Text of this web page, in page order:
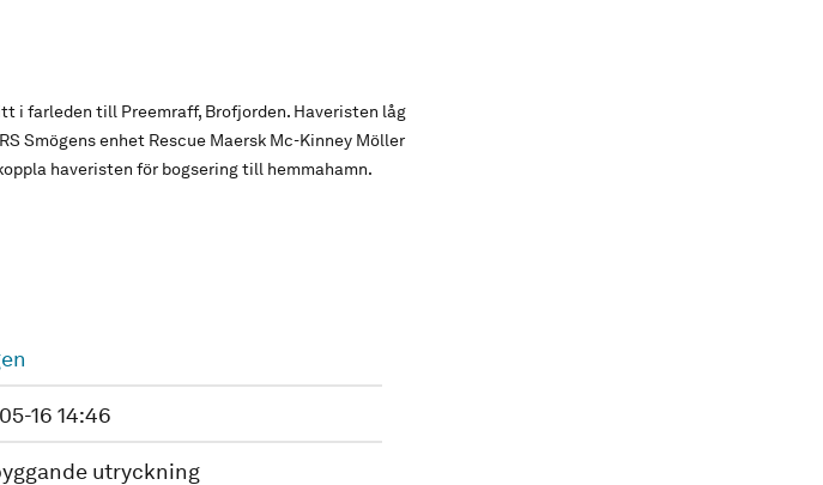
i farleden till Preemraff, Brofjorden. Haveristen låg
Smögens enhet Rescue Maersk Mc-Kinney Möller
haveristen för bogsering till hemmahamn.
16 14:46
utryckning